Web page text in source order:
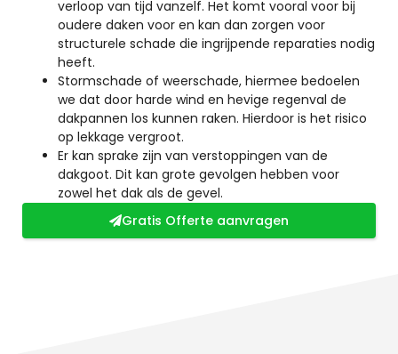
verloop van tijd vanzelf. Het komt vooral voor bij
oudere daken voor en kan dan zorgen voor
structurele schade die ingrijpende reparaties nodig
heeft.
Stormschade of weerschade, hiermee bedoelen
we dat door harde wind en hevige regenval de
dakpannen los kunnen raken. Hierdoor is het risico
op lekkage vergroot.
Er kan sprake zijn van verstoppingen van de
dakgoot. Dit kan grote gevolgen hebben voor
zowel het dak als de gevel.
Gratis Offerte aanvragen